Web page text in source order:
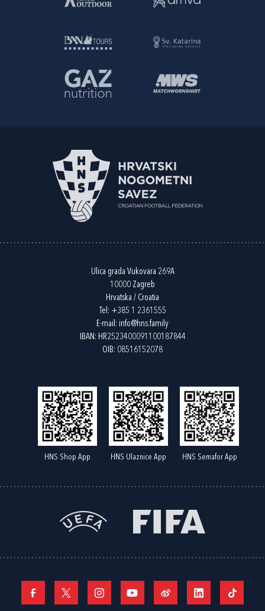
Ulica grada Vukovara 269A
10000 Zagreb
Hrvatska / Croatia
Tel: +385 1 2361555
E-mail: info@hns.family
IBAN: HR2523400091100187844
OIB: 08516152078
HNS Shop App HNS Ulaznice App HNS Semafor App